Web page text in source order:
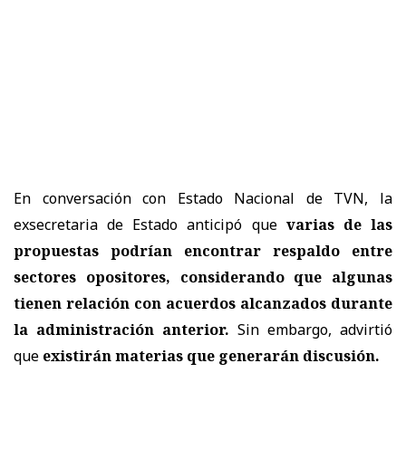
En conversación con Estado Nacional de TVN, la
exsecretaria de Estado anticipó que varias de las
propuestas podrían encontrar respaldo entre
sectores opositores, considerando que algunas
tienen relación con acuerdos alcanzados durante
la administración anterior. Sin embargo, advirtió
que existirán materias que generarán discusión.